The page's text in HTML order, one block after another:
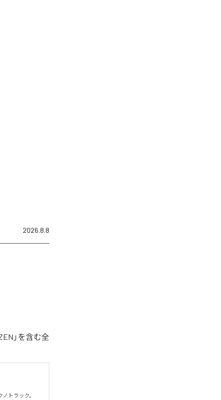
2026.8.8
」を含む全
トラック。